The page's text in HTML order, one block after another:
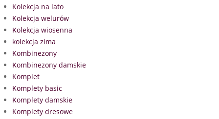
Kolekcja na lato
Kolekcja welurów
Kolekcja wiosenna
kolekcja zima
Kombinezony
Kombinezony damskie
Komplet
Komplety basic
Komplety damskie
Komplety dresowe